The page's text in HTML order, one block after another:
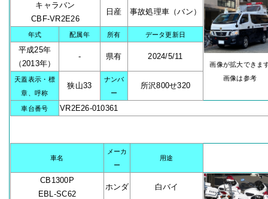
キャラバン
CBF-VR2E26
日産 事故処理車（バン）
画像が拡大できま
画像は参考
年式 配属年 所有 データ更新日
平成25年
（2013年）
- 県有 2024/5/11
天蓋表示・標
章、呼称
狭山33
ナンバ
ー
所沢800せ320
車台番号 VR2E26-010361
車名
メーカ
ー
用途
CB1300P
EBL-SC62
ホンダ 白バイ